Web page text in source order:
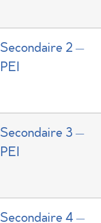
Secondaire 2 –
PEI
Secondaire 3 –
PEI
Secondaire 4 –